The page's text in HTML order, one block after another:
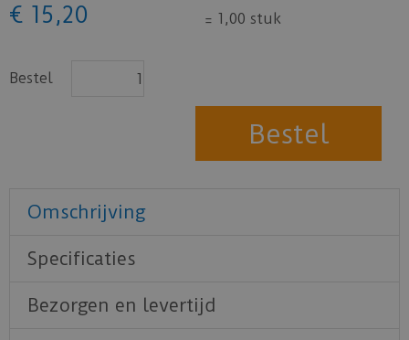
€ 15 ,20 = 1,00 stuk
Bestel
Omschrijving
Specificaties
Bezorgen en levertijd